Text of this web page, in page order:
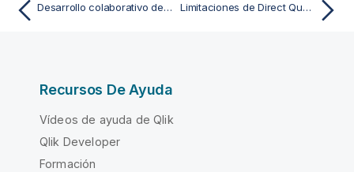
Desarrollo colaborativo de scripts de carga de datos en espacios compartidos Limitaciones de Direct Query
Recursos De Ayuda
Vídeos de ayuda de Qlik
Qlik Developer
Formación